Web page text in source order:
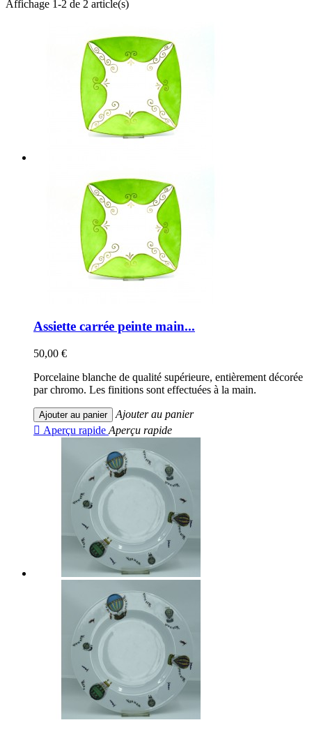
Affichage 1-2 de 2 article(s)
Assiette carrée peinte main...
50,00 €
Porcelaine blanche de qualité supérieure, entièrement décorée
par chromo. Les finitions sont effectuées à la main.
Ajouter au panier
Ajouter au panier
 Aperçu rapide Aperçu rapide